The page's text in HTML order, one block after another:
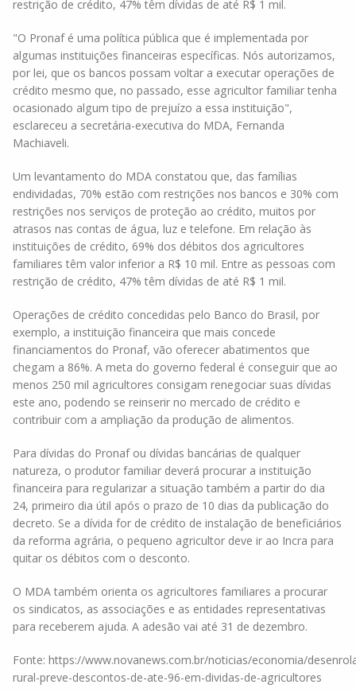
restrição de crédito, 47% têm dívidas de até R$ 1 mil.
"O Pronaf é uma política pública que é implementada por
algumas instituições financeiras específicas. Nós autorizamos,
por lei, que os bancos possam voltar a executar operações de
crédito mesmo que, no passado, esse agricultor familiar tenha
ocasionado algum tipo de prejuízo a essa instituição",
esclareceu a secretária-executiva do MDA, Fernanda
Machiaveli.
Um levantamento do MDA constatou que, das famílias
endividadas, 70% estão com restrições nos bancos e 30% com
restrições nos serviços de proteção ao crédito, muitos por
atrasos nas contas de água, luz e telefone. Em relação às
instituições de crédito, 69% dos débitos dos agricultores
familiares têm valor inferior a R$ 10 mil. Entre as pessoas com
restrição de crédito, 47% têm dívidas de até R$ 1 mil.
Operações de crédito concedidas pelo Banco do Brasil, por
exemplo, a instituição financeira que mais concede
financiamentos do Pronaf, vão oferecer abatimentos que
chegam a 86%. A meta do governo federal é conseguir que ao
menos 250 mil agricultores consigam renegociar suas dívidas
este ano, podendo se reinserir no mercado de crédito e
contribuir com a ampliação da produção de alimentos.
Para dívidas do Pronaf ou dívidas bancárias de qualquer
natureza, o produtor familiar deverá procurar a instituição
financeira para regularizar a situação também a partir do dia
24, primeiro dia útil após o prazo de 10 dias da publicação do
decreto. Se a dívida for de crédito de instalação de beneficiários
da reforma agrária, o pequeno agricultor deve ir ao Incra para
quitar os débitos com o desconto.
O MDA também orienta os agricultores familiares a procurar
os sindicatos, as associações e as entidades representativas
para receberem ajuda. A adesão vai até 31 de dezembro.
Fonte: https://www.novanews.com.br/noticias/economia/
rural-preve-descontos-de-ate-96-em-dividas-de-agricultores